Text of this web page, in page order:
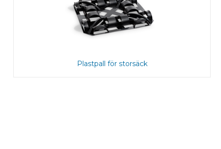
Plastpall för storsäck